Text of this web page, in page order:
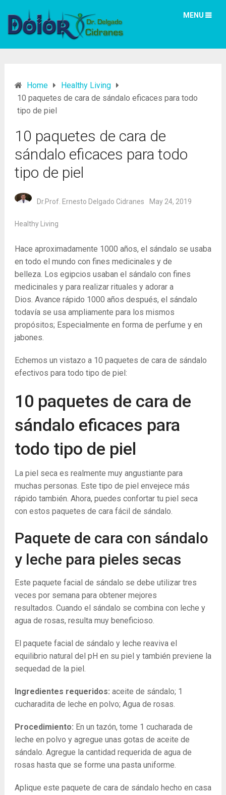
MENU
Home
Healthy Living
10 paquetes de cara de sándalo eficaces para todo
tipo de piel
10 paquetes de cara de
sándalo eficaces para todo
tipo de piel
Dr.Prof. Ernesto Delgado Cidranes May 24, 2019
Healthy Living
Hace aproximadamente 1000 años, el sándalo se usaba
en todo el mundo con fines medicinales y de
belleza. Los egipcios usaban el sándalo con fines
medicinales y para realizar rituales y adorar a
Dios. Avance rápido 1000 años después, el sándalo
todavía se usa ampliamente para los mismos
propósitos; Especialmente en forma de perfume y en
jabones.
Echemos un vistazo a 10 paquetes de cara de sándalo
efectivos para todo tipo de piel:
10 paquetes de cara de
sándalo eficaces para
todo tipo de piel
La piel seca es realmente muy angustiante para
muchas personas. Este tipo de piel envejece más
rápido también. Ahora, puedes confortar tu piel seca
con estos paquetes de cara fácil de sándalo.
Paquete de cara con sándalo
y leche para pieles secas
Este paquete facial de sándalo se debe utilizar tres
veces por semana para obtener mejores
resultados. Cuando el sándalo se combina con leche y
agua de rosas, resulta muy beneficioso.
El paquete facial de sándalo y leche reaviva el
equilibrio natural del pH en su piel y también previene la
sequedad de la piel.
Ingredientes requeridos: aceite de sándalo; 1
cucharadita de leche en polvo; Agua de rosas.
Procedimiento: En un tazón, tome 1 cucharada de
leche en polvo y agregue unas gotas de aceite de
sándalo. Agregue la cantidad requerida de agua de
rosas hasta que se forme una pasta uniforme.
Aplique este paquete de cara de sándalo hecho en casa